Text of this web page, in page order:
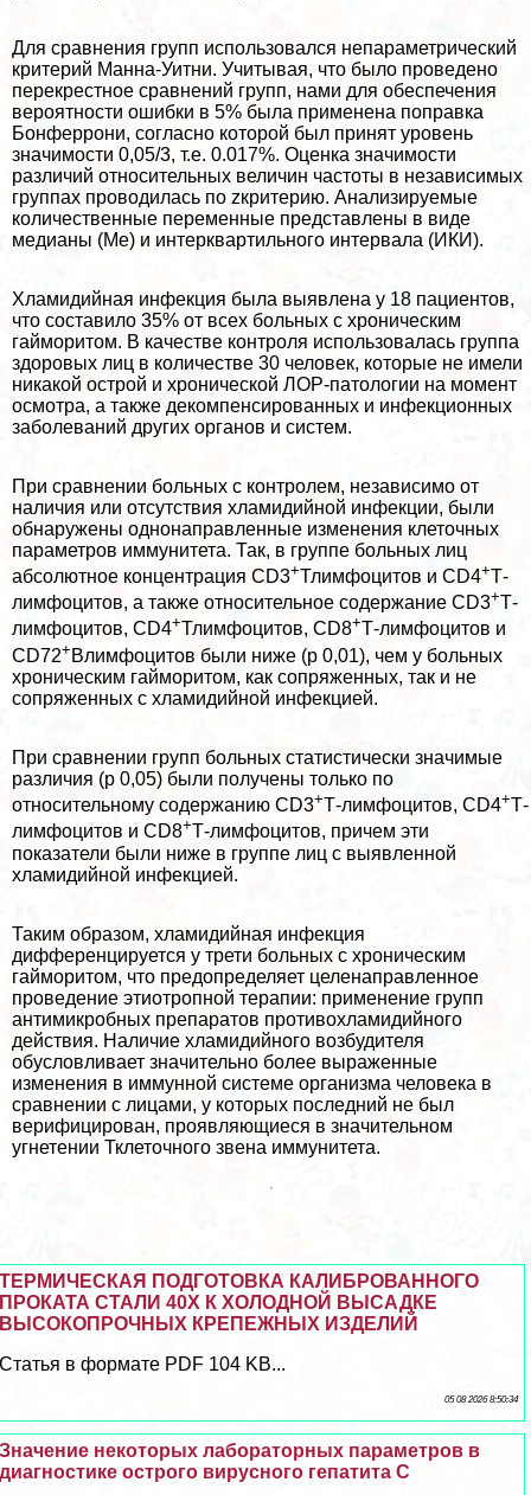
Для сравнения групп использовался непараметрический
критерий Манна-Уитни. Учитывая, что было проведено
перекрестное сравнений групп, нами для обеспечения
вероятности ошибки в 5% была применена поправка
Бонферрони, согласно которой был принят уровень
значимости 0,05/3, т.е. 0.017%. Оценка значимости
различий относительных величин частоты в независимых
группах проводилась по zкритерию. Анализируемые
количественные переменные представлены в виде
медианы (Ме) и интерквартильного интервала (ИКИ).
Хлaмидийная инфекция была выявлена у 18 пациентов,
что составило 35% от всех больных с хроническим
гайморитом. В качестве контроля использовалась группа
здоровых лиц в количестве 30 человек, которые не имели
никакой острой и хронической ЛОР-патологии на момент
осмотра, а также декомпенсированных и инфекционных
заболеваний других органов и систем.
При сравнении больных с контролем, независимо от
наличия или отсутствия xлaмидийной инфекции, были
обнаружены однонаправленные изменения клеточных
параметров иммунитета. Так, в группе больных лиц
абсолютное концентрация СD3+Тлимфоцитов и CD4+Т-
лимфоцитов, а также относительное содержание СD3+Т-
лимфоцитов, CD4+Тлимфоцитов, CD8+Т-лимфоцитов и
CD72+ Влимфоцитов были ниже (р 0,01), чем у больных
хроническим гайморитом, как сопряженных, так и не
сопряженных с xлaмидийной инфекцией.
При сравнении групп больных статистически значимые
различия (р 0,05) были получены только по
относительному содержанию СD3+Т-лимфоцитов, CD4+Т-
лимфоцитов и CD8+Т-лимфоцитов, причем эти
показатели были ниже в группе лиц с выявленной
xлaмидийной инфекцией.
Таким образом, xлaмидийная инфекция
дифференцируется у трети больных с хроническим
гайморитом, что предопределяет целенаправленное
проведение этиотропной терапии: применение групп
антимикробных препаратов противоxлaмидийного
действия. Наличие xлaмидийного возбудителя
обусловливает значительно более выраженные
изменения в иммунной системе организма человека в
сравнении с лицами, у которых последний не был
верифицирован, проявляющиеся в значительном
угнетении Тклеточного звена иммунитета.
ТЕРМИЧЕСКАЯ ПОДГОТОВКА КАЛИБРОВАННОГО
ПРОКАТА СТАЛИ 40Х К ХОЛОДНОЙ ВЫСАДКЕ
ВЫСОКОПРОЧНЫХ КРЕПЕЖНЫХ ИЗДЕЛИЙ
Статья в формате PDF 104 KB...
05 08 2026 8:50:34
Значение некоторых лабораторных параметров в
диагностике острого вирусного гепатита С